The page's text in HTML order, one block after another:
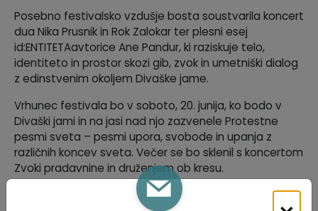
Posebno festivalsko vzdušje bosta soustvarila koncert
dua Nika Prusnik in Rok Zalokar ter plesni esej
id:ENTITETAavtorice Ane Pandur, ki raziskuje telo,
identiteto in prostor skozi gib, zvok in umetniški dialog
z edinstvenim okoljem Divaške jame.
Vrhunec festivala bo v soboto, 20. junija, ko bodo v
Divaški jami in na jasi nad njo zazvenele Protestne
pesmi sveta – pesmi upora, svobode in upanja z
različnih koncev sveta. Večer se bo sklenil s koncertom
Zvoki pradavnine in druženjem ob kresu.
Festival Sanje ni le niz kulturnih dogodkov, temveč